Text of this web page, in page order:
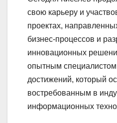
свою карьеру и
проектах,
бизнес-процессов и
инновационных
опытным
достижений, который
востребованным в
информационных